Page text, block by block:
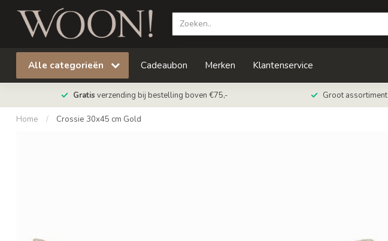
Alle categorieën Cadeaubon Merken Klantenservice
Gratis verzending bij bestelling boven €75,- Groot assortiment
Home / Crossie 30x45 cm Gold